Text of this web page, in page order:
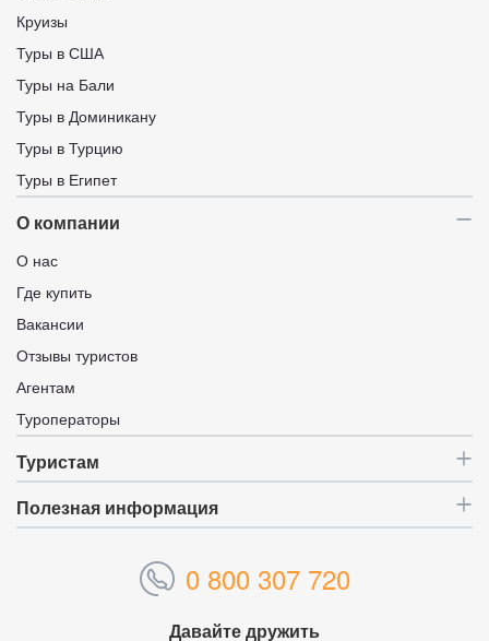
Круизы
Туры в США
Туры на Бали
Туры в Доминикану
Туры в Турцию
Туры в Египет
О компании
О нас
Где купить
Вакансии
Отзывы туристов
Агентам
Туроператоры
Туристам
Полезная информация
0 800 307 720
Давайте дружить